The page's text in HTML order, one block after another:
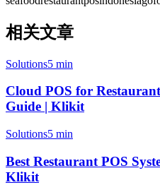
相关文章
Solutions5 min
Cloud POS for
Guide | Klikit
Solutions5 min
Best Restaurant POS
Klikit